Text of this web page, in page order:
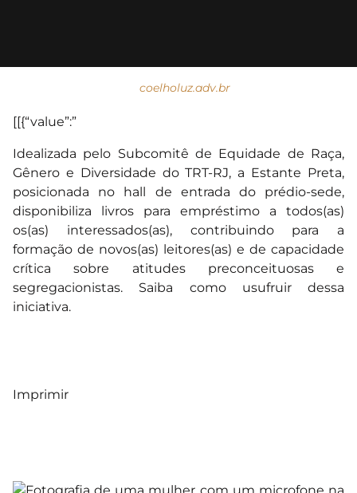
coelholuz.adv.br
[[{“value”:”
Idealizada pelo Subcomitê de Equidade de Raça,
Gênero e Diversidade do TRT-RJ, a Estante Preta,
posicionada no hall de entrada do prédio-sede,
disponibiliza livros para empréstimo a todos(as)
os(as) interessados(as), contribuindo para a
formação de novos(as) leitores(as) e de capacidade
crítica sobre atitudes preconceituosas e
segregacionistas. Saiba como usufruir dessa
iniciativa.
Imprimir